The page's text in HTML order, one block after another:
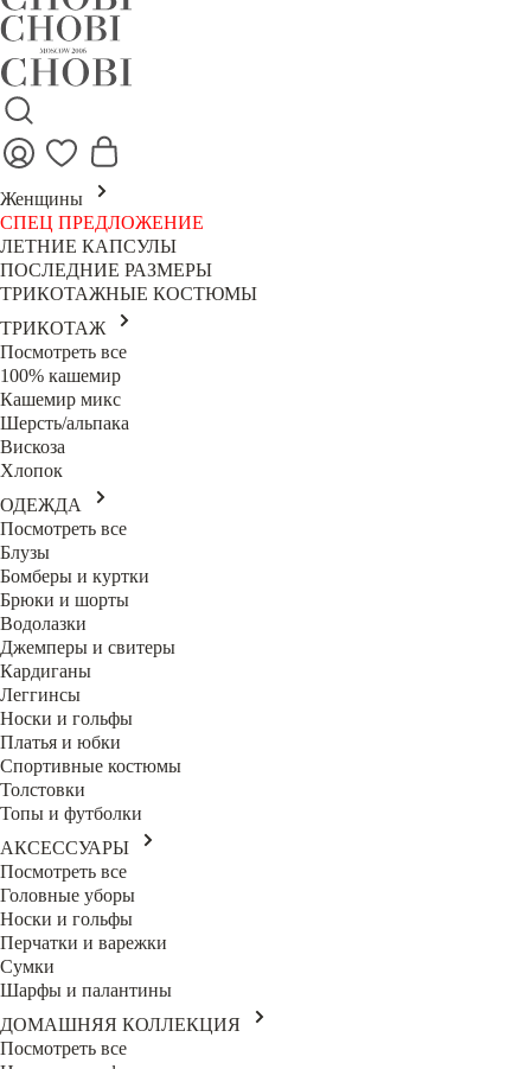
Женщины
СПЕЦ ПРЕДЛОЖЕНИЕ
ЛЕТНИЕ КАПСУЛЫ
ПОСЛЕДНИЕ РАЗМЕРЫ
ТРИКОТАЖНЫЕ КОСТЮМЫ
ТРИКОТАЖ
Посмотреть все
100% кашемир
Кашемир микс
Шерсть/альпака
Вискоза
Хлопок
ОДЕЖДА
Посмотреть все
Блузы
Бомберы и куртки
Брюки и шорты
Водолазки
Джемперы и свитеры
Кардиганы
Леггинсы
Носки и гольфы
Платья и юбки
Спортивные костюмы
Толстовки
Топы и футболки
АКСЕССУАРЫ
Посмотреть все
Головные уборы
Носки и гольфы
Перчатки и варежки
Сумки
Шарфы и палантины
ДОМАШНЯЯ КОЛЛЕКЦИЯ
Посмотреть все